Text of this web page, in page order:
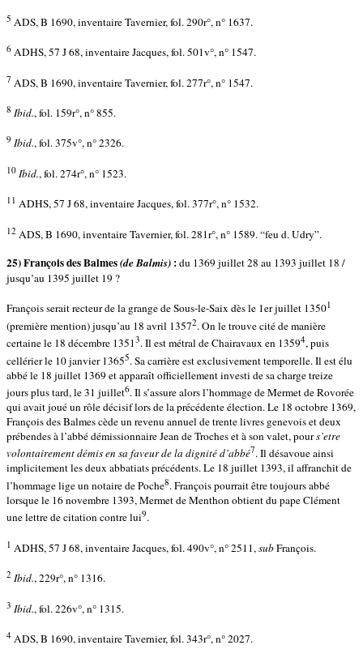
5 ADS, B 1690, inventaire Tavernier, fol. 290r°, n° 1637.
6 ADHS, 57 J 68, inventaire Jacques, fol. 501v°, n° 1547.
7 ADS, B 1690, inventaire Tavernier, fol. 277r°, n° 1547.
8 Ibid., fol. 159r°, n° 855.
9 Ibid., fol. 375v°, n° 2326.
10 Ibid., fol. 274r°, n° 1523.
11 ADHS, 57 J 68, inventaire Jacques, fol. 377r°, n° 1532.
12 ADS, B 1690, inventaire Tavernier, fol. 281r°, n° 1589. “feu d. Udry”.
25) François des Balmes(de Balmis) :du 1369 juillet 28 au 1393 juillet 18 /
jusqu’au 1395 juillet 19 ?
François serait recteur de la grange de Sous-le-Saix dès le 1er juillet 13501
(première mention) jusqu’au 18 avril 13572. On le trouve cité de manière
certaine le 18 décembre 13513. Il est métral de Chairavaux en 13594, puis
cellérier le 10 janvier 13655. Sa carrière est exclusivement temporelle. Il est élu
abbé le 18 juillet 1369 et apparaît officiellement investi de sa charge treize
jours plus tard, le 31 juillet6. Il s’assure alors l’hommage de Mermet de Rovorée
qui avait joué un rôle décisif lors de la précédente élection. Le 18 octobre 1369,
François des Balmes cède un revenu annuel de trente livres genevois et deux
prébendes à l’abbé démissionnaire Jean de Troches et à son valet, pours’etre
volontairement démis en sa faveur de la dignité d’abbé7. Il désavoue ainsi
implicitement les deux abbatiats précédents. Le 18 juillet 1393, il affranchit de
l’hommage lige un notaire de Poche8. François pourrait être toujours abbé
lorsque le 16 novembre 1393, Mermet de Menthon obtient du pape Clément
une lettre de citation contre lui9.
1 ADHS, 57 J 68, inventaire Jacques, fol. 490v°, n° 2511,subFrançois.
2 Ibid., 229r°, n° 1316.
3 Ibid., fol. 226v°, n° 1315.
4 ADS, B 1690, inventaire Tavernier, fol. 343r°, n° 2027.